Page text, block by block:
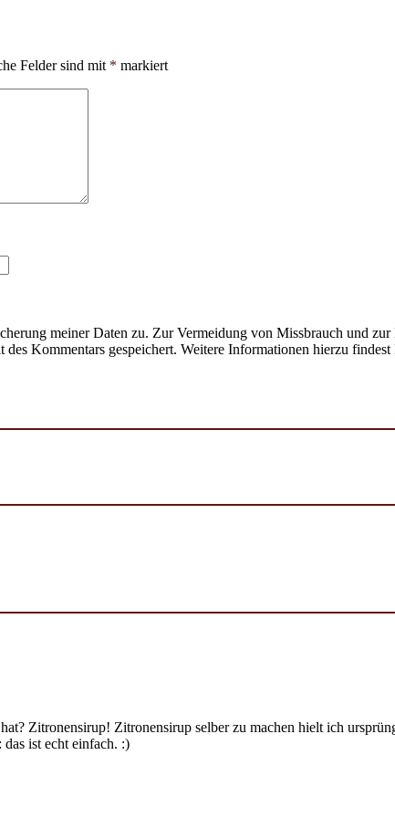
Felder sind mit * markiert
meiner Daten zu. Zur Vermeidung von Missbrauch und
Kommentars gespeichert. Weitere Informationen hierzu
Zitronensirup! Zitronensirup selber zu machen hielt ich
ist echt einfach. :)